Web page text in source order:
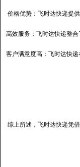
价格优势：飞时达快递提
高效服务：飞时达快递整
客户满意度高‌：飞时达快
综上所述，飞时达快递凭